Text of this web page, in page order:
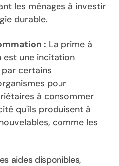
les ménages à investir
durable.
: La prime à
est une incitation
certains
pour
à consommer
qu'ils produisent à
comme les
aides disponibles,